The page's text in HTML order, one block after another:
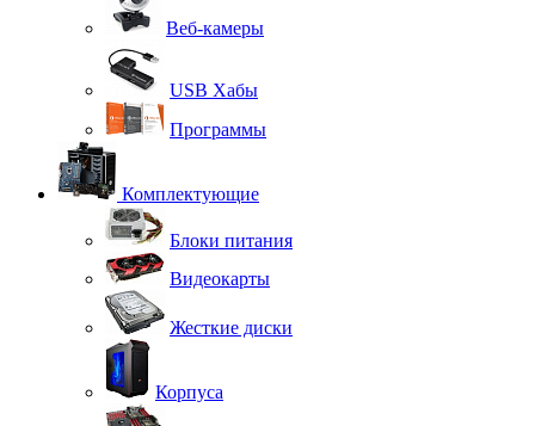
Веб-камеры
USB Хабы
Программы
Комплектующие
Блоки питания
Видеокарты
Жесткие диски
Корпуса